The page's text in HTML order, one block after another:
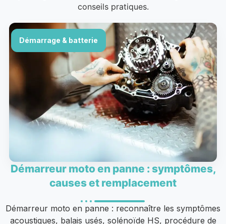
conseils pratiques.
Démarrage & batterie
Démarreur moto en panne : symptômes,
causes et remplacement
Démarreur moto en panne : reconnaître les symptômes
acoustiques, balais usés, solénoïde HS, procédure de